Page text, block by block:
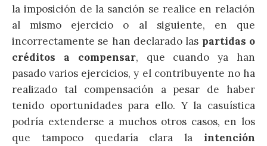
la imposición de la sanción se realice en relación
al mismo ejercicio o al siguiente, en que
incorrectamente se han declarado las partidas o
créditos a compensar, que cuando ya han
pasado varios ejercicios, y el contribuyente no ha
realizado tal compensación a pesar de haber
tenido oportunidades para ello. Y la casuística
podría extenderse a muchos otros casos, en los
que tampoco quedaría clara la intención